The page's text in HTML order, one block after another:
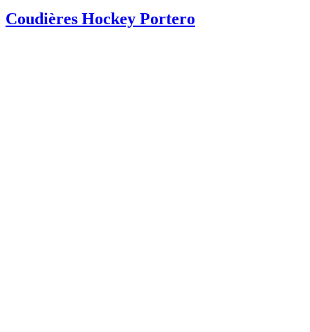
Coudières Hockey Portero